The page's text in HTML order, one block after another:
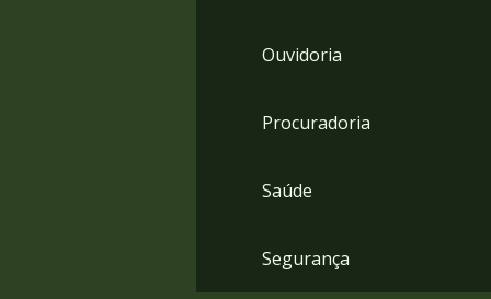
Ouvidoria
Procuradoria
Saúde
Segurança